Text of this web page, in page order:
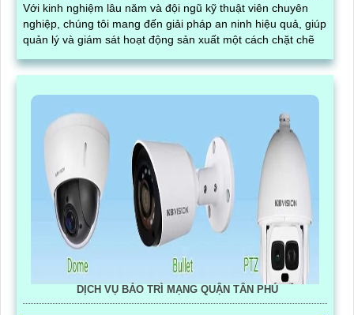
Với kinh nghiệm lâu năm và đội ngũ kỹ thuật viên chuyên
nghiệp, chúng tôi mang đến giải pháp an ninh hiệu quả, giúp
quản lý và giám sát hoạt động sản xuất một cách chặt chẽ
DỊCH VỤ BẢO TRÌ MẠNG QUẬN TÂN PHÚ